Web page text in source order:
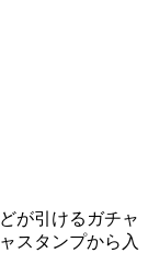
が引けるガチャ
スタンプから入